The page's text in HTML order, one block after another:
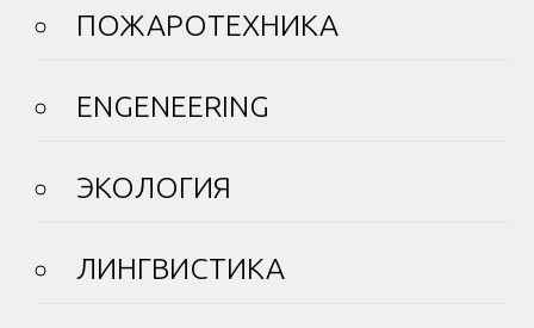
ПОЖАРОТЕХНИКА
ENGENEERING
ЭКОЛОГИЯ
ЛИНГВИСТИКА